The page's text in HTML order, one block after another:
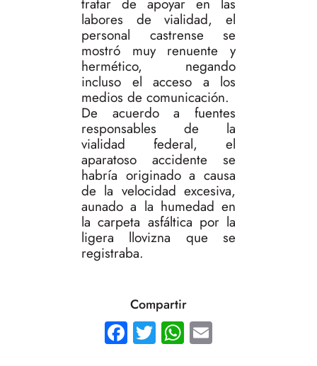
tratar de apoyar en las
labores de vialidad, el
personal castrense se
mostró muy renuente y
hermético, negando
incluso el acceso a los
medios de comunicación.
De acuerdo a fuentes
responsables de la
vialidad federal, el
aparatoso accidente se
habría originado a causa
de la velocidad excesiva,
aunado a la humedad en
la carpeta asfáltica por la
ligera llovizna que se
registraba.
Compartir
Facebook
TwitterWhatsApp